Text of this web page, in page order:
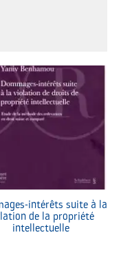
intérêts suite à la
de la propriété
intellectuelle